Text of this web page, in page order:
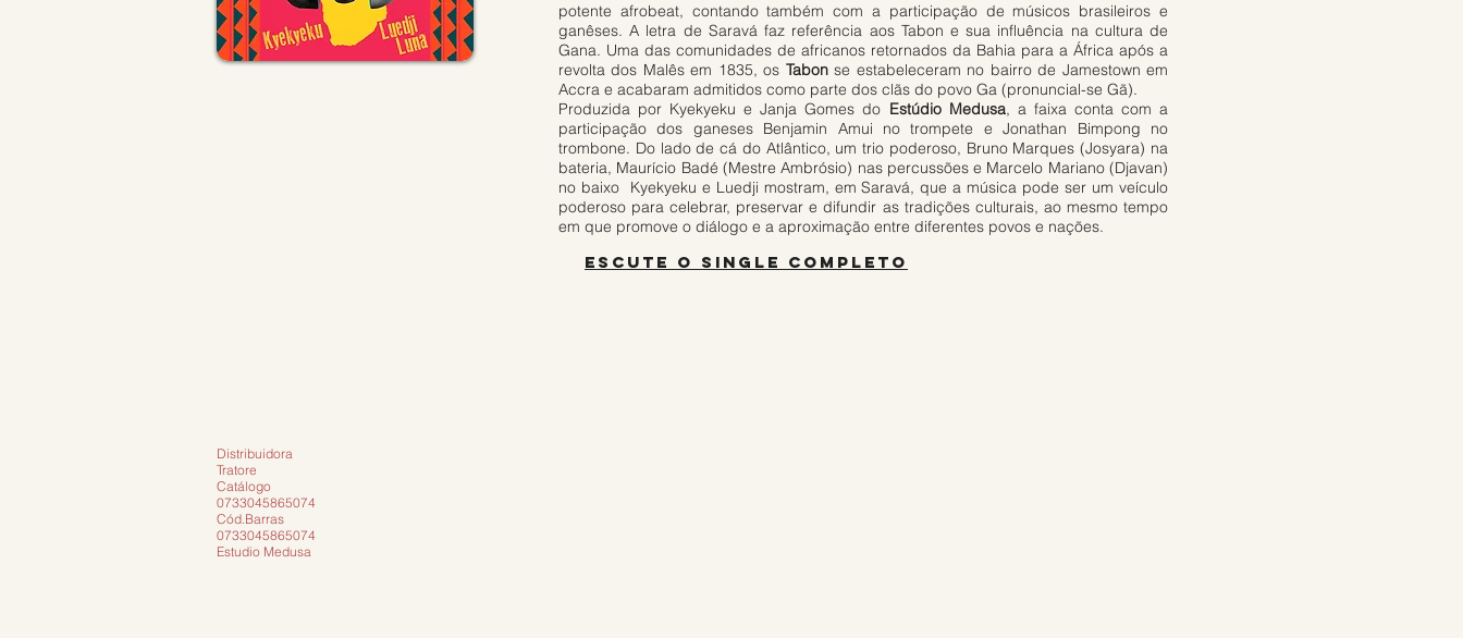
Distribuidora
Tratore
Catálogo
0733045865074
Cód.Barras
0733045865074
Estudio Medusa
potente afrobeat, contando também com a participação de músicos brasileiros e
ganêses. A letra de Saravá faz referência aos Tabon e sua influência na cultura de
Gana. Uma das comunidades de africanos retornados da Bahia para a África após a
revolta dos Malês em 1835, os Tabonse estabeleceram no bairro de Jamestown em
Accra e acabaram admitidos como parte dos clãs do povo Ga (pronuncial-se Gã).
Produzida por Kyekyeku e Janja Gomes do Estúdio Medusa, a faixa conta com a
participação dos ganeses Benjamin Amui no trompete e Jonathan Bimpong no
trombone. Do lado de cá do Atlântico, um trio poderoso, Bruno Marques (Josyara) na
bateria, Maurício Badé (Mestre Ambrósio) nas percussões e Marcelo Mariano (Djavan)
no baixo Kyekyeku e Luedji mostram, em Saravá, que a música pode ser um veículo
poderoso para celebrar, preservar e difundir as tradições culturais, ao mesmo tempo
em que promove o diálogo e a aproximação entre diferentes povos e nações.
escute o single completo